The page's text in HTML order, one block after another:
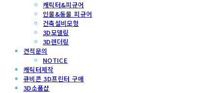
캐릭터&피규어
인물&동물 피규어
건축설비모형
3D모델링
3D렌더링
견적문의
NOTICE
캐릭터제작
큐비콘 3D프린터 구매
3D소품샵